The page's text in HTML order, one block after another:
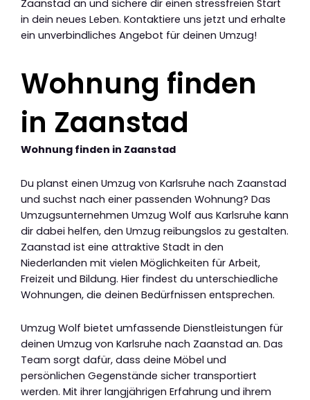
Zaanstad an und sichere dir einen stressfreien Start
in dein neues Leben. Kontaktiere uns jetzt und erhalte
ein unverbindliches Angebot für deinen Umzug!
Wohnung finden
in Zaanstad
Wohnung finden in Zaanstad
Du planst einen Umzug von Karlsruhe nach Zaanstad
und suchst nach einer passenden Wohnung? Das
Umzugsunternehmen Umzug Wolf aus Karlsruhe kann
dir dabei helfen, den Umzug reibungslos zu gestalten.
Zaanstad ist eine attraktive Stadt in den
Niederlanden mit vielen Möglichkeiten für Arbeit,
Freizeit und Bildung. Hier findest du unterschiedliche
Wohnungen, die deinen Bedürfnissen entsprechen.
Umzug Wolf bietet umfassende Dienstleistungen für
deinen Umzug von Karlsruhe nach Zaanstad an. Das
Team sorgt dafür, dass deine Möbel und
persönlichen Gegenstände sicher transportiert
werden. Mit ihrer langjährigen Erfahrung und ihrem